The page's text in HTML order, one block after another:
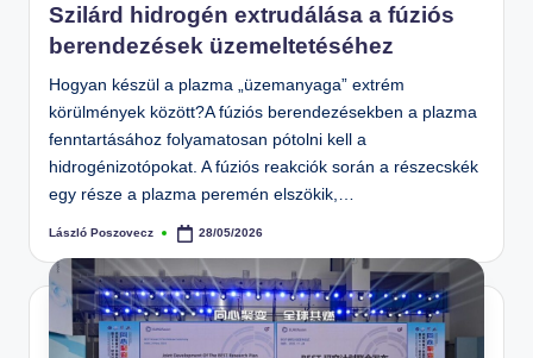
Szilárd hidrogén extrudálása a fúziós
berendezések üzemeltetéséhez
Hogyan készül a plazma „üzemanyaga” extrém
körülmények között?A fúziós berendezésekben a plazma
fenntartásához folyamatosan pótolni kell a
hidrogénizotópokat. A fúziós reakciók során a részecskék
egy része a plazma peremén elszökik,…
Posted
László Poszovecz 28/05/2026